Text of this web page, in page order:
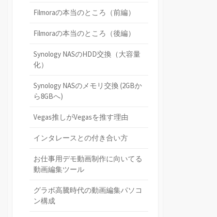
Filmoraの本当のところ（前編）
Filmoraの本当のところ（後編）
Synology NASのHDD交換（大容量
化）
Synology NASのメモリ交換 (2GBか
ら8GBへ)
Vegas推しがVegasを推す理由
インタレースとの付き合い方
お仕事用デモ動画制作に向いてる
動画編集ツール
グラボ高騰時代の動画編集パソコ
ン構成